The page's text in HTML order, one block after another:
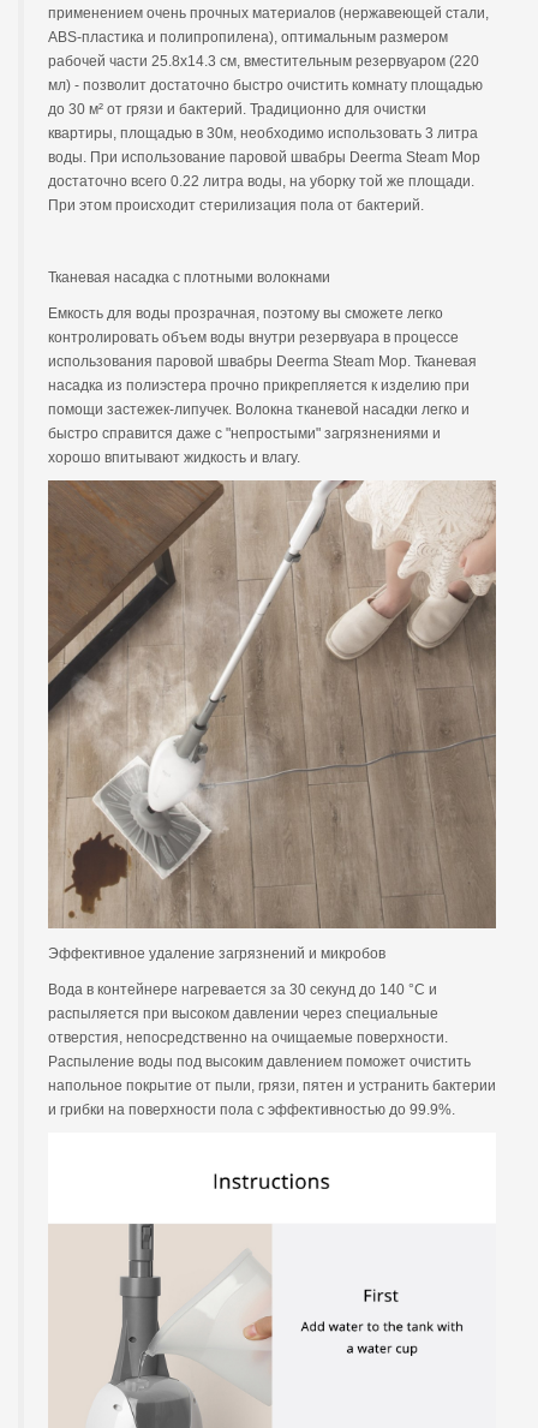
применением очень прочных материалов (нержавеющей стали,
ABS-пластика и полипропилена), оптимальным размером
рабочей части 25.8х14.3 см, вместительным резервуаром (220
мл) - позволит достаточно быстро очистить комнату площадью
до 30 м² от грязи и бактерий. Традиционно для очистки
квартиры, площадью в 30м, необходимо использовать 3 литра
воды. При использование паровой швабры Deerma Steam Mop
достаточно всего 0.22 литра воды, на уборку той же площади.
При этом происходит стерилизация пола от бактерий.
Тканевая насадка с плотными волокнами
Емкость для воды прозрачная, поэтому вы сможете легко
контролировать объем воды внутри резервуара в процессе
использования паровой швабры Deerma Steam Mop. Тканевая
насадка из полиэстера прочно прикрепляется к изделию при
помощи застежек-липучек. Волокна тканевой насадки легко и
быстро справится даже с "непростыми" загрязнениями и
хорошо впитывают жидкость и влагу.
Эффективное удаление загрязнений и микробов
Вода в контейнере нагревается за 30 секунд до 140 °C и
распыляется при высоком давлении через специальные
отверстия, непосредственно на очищаемые поверхности.
Распыление воды под высоким давлением поможет очистить
напольное покрытие от пыли, грязи, пятен и устранить бактерии
и грибки на поверхности пола с эффективностью до 99.9%.